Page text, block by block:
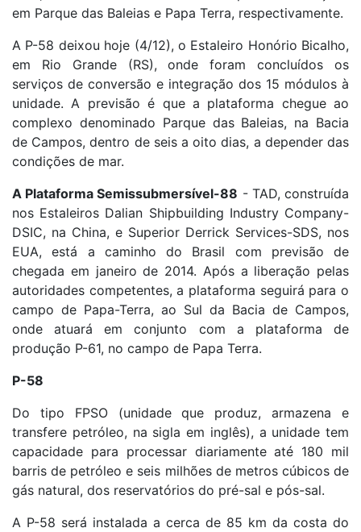
em Parque das Baleias e Papa Terra, respectivamente.
A P-58 deixou hoje (4/12), o Estaleiro Honório Bicalho,
em Rio Grande (RS), onde foram concluídos os
serviços de conversão e integração dos 15 módulos à
unidade. A previsão é que a plataforma chegue ao
complexo denominado Parque das Baleias, na Bacia
de Campos, dentro de seis a oito dias, a depender das
condições de mar.
A Plataforma Semissubmersível-88 - TAD, construída
nos Estaleiros Dalian Shipbuilding Industry Company-
DSIC, na China, e Superior Derrick Services-SDS, nos
EUA, está a caminho do Brasil com previsão de
chegada em janeiro de 2014. Após a liberação pelas
autoridades competentes, a plataforma seguirá para o
campo de Papa-Terra, ao Sul da Bacia de Campos,
onde atuará em conjunto com a plataforma de
produção P-61, no campo de Papa Terra.
P-58
Do tipo FPSO (unidade que produz, armazena e
transfere petróleo, na sigla em inglês), a unidade tem
capacidade para processar diariamente até 180 mil
barris de petróleo e seis milhões de metros cúbicos de
gás natural, dos reservatórios do pré-sal e pós-sal.
A P-58 será instalada a cerca de 85 km da costa do